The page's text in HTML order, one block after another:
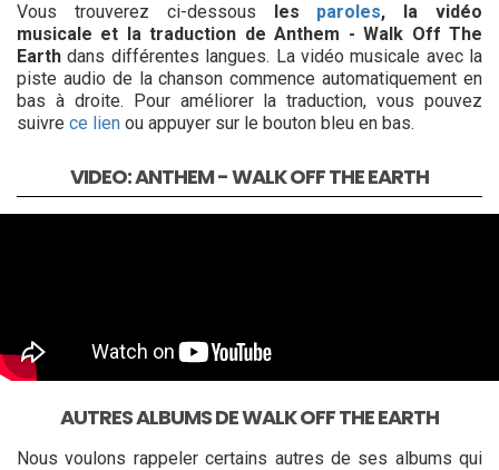
Vous trouverez ci-dessous les paroles, la vidéo
musicale et la traduction de Anthem - Walk Off The
Earthdans différentes langues. La vidéo musicale avec la
piste audio de la chanson commence automatiquement en
bas à droite. Pour améliorer la traduction, vous pouvez
suivre ce lien ou appuyer sur le bouton bleu en bas.
VIDEO: ANTHEM - WALK OFF THE EARTH
AUTRES ALBUMS DE WALK OFF THE EARTH
Nous voulons rappeler certains autres de ses albums qui